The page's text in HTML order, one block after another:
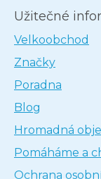
Užitečné
Velkoobchod
Značky
Poradna
Blog
Hromadná
Pomáháme a
Ochrana